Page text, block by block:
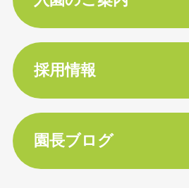
採用情報
園長ブログ